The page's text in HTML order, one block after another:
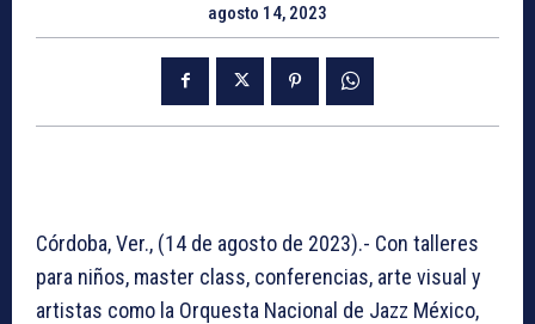
agosto 14, 2023
Córdoba, Ver., (14 de agosto de 2023).- Con talleres
para niños, master class, conferencias, arte visual y
artistas como la Orquesta Nacional de Jazz México,